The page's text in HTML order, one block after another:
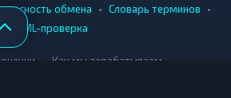
обмена • Словарь терминов •
AML-проверка
Как мы зарабатываем